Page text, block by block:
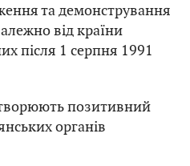
та демонстрування
від країни
після 1 серпня 1991
позитивний
органів